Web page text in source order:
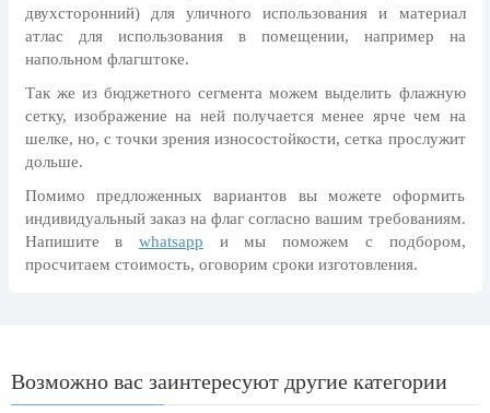
8 июня, День социального работника
12 июня, День России
День медицинского работника
(третье воскресенье июня)
22 июня, День памяти и скорби
Выпускной для школ и ВУЗов
29 июня, День партизан и
Верности
двухсторонний) для уличного использования и материал
атлас для использования в помещении, например на
напольном флагштоке.
Так же из бюджетного сегмента можем выделить флажную
сетку, изображение на ней получается менее ярче чем на
шелке, но, с точки зрения износостойкости, сетка прослужит
дольше.
Помимо предложенных вариантов вы можете оформить
индивидуальный заказ на флаг согласно вашим требованиям.
Напишите в whatsapp и мы поможем с подбором,
просчитаем стоимость, оговорим сроки изготовления.
Возможно вас заинтересуют другие категории